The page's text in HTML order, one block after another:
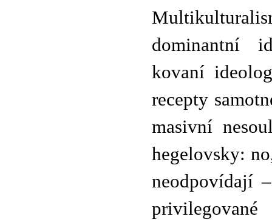
dominantní
kovaní
recepty
masivní
hegelovsky:
neodpovídají
privilegované